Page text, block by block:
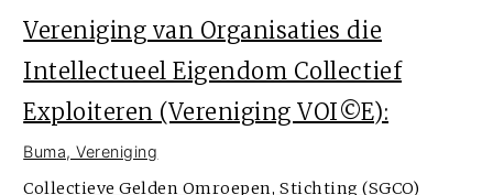
Vereniging van Organisaties die
Intellectueel Eigendom Collectief
Exploiteren (Vereniging VOI©E):
Buma, Vereniging
Collectieve Gelden Omroepen, Stichting (SGCO)